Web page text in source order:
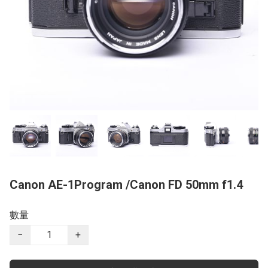
Canon AE-1Program /Canon FD 50mm f1.4
數量
−
+